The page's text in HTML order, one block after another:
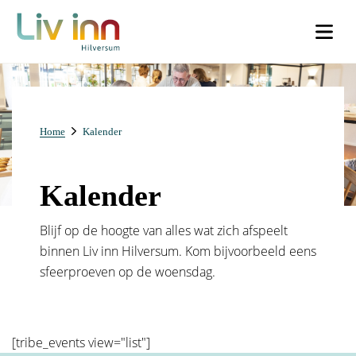
Name
Voornaam*
Achternaam*
Facebook
Woonachtig*
Ik woon in Liv inn Hilversum (€30)
Voorletters*
Home Kalender
Kalender
Blijf op de hoogte van alles wat zich afspeelt
binnen Liv inn Hilversum. Kom bijvoorbeeld eens
sfeerproeven op de woensdag.
[tribe_events view="list"]